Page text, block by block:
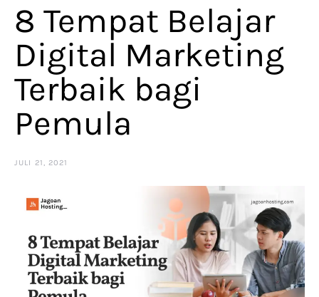
8 Tempat Belajar
Digital Marketing
Terbaik bagi
Pemula
JULI 21, 2021